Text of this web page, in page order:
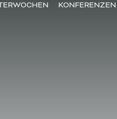
KONFERENZEN